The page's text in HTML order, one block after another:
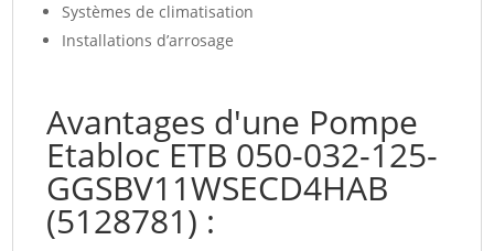
Systèmes de climatisation
Installations d’arrosage
Avantages d'une Pompe
Etabloc ETB 050-032-125-
GGSBV11WSECD4HAB
(5128781) :